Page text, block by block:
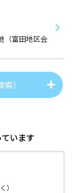
（富田地区会
）
います
）